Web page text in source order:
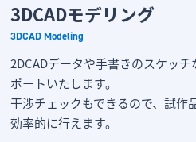
3DCADモデリング
3DCAD Modeling
2DCADデータや手書きのスケッ
ポートいたします。
干渉チェックもできるので、試作
効率的に行えます。